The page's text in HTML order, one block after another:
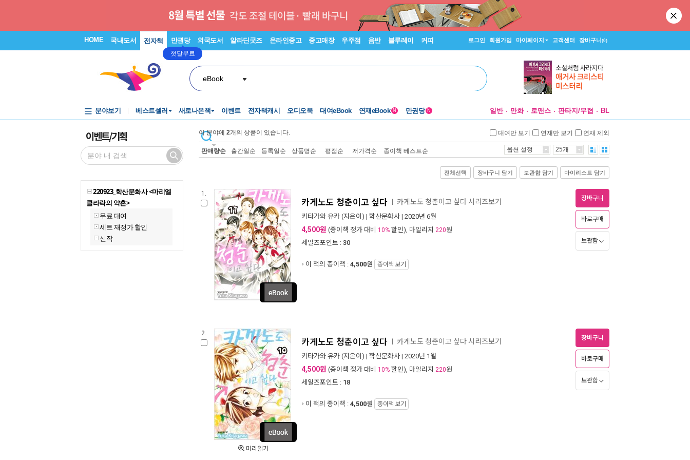
HOME 국내도서 전자책 만권당
첫달무료
외국도서 알라딘굿즈 온라인중고 중고매장 우주점 음반 블루레이 커피 로그인 회원가입 마이페이지 고객센터 장바구니(0)
eBook
분야보기 베스트셀러 새로나온책 이벤트 전자책캐시 오디오북 대여eBook 연재eBook N 만권당 N 일반 만화 로맨스 판타지/무협 BL
이벤트/기획
220923_학산문화사 <마리엘
클라락의 약혼>
무료 대여
세트 재정가 할인
신작
이 분야에 2개의 상품이 있습니다. 대여만 보기 연재만 보기 연재 제외
판매량순 출간일순 등록일순 상품명순 평점순 저가격순 종이책 베스트순 옵션 설정 25개
전체선택 장바구니 담기 보관함 담기 마이리스트 담기
1.
카게노도 청춘이고 싶다 카게노도 청춘이고 싶다 시리즈보기
키타가와 유카 (지은이) | 학산문화사 | 2020년 6월
4,500원 (종이책 정가 대비 10% 할인), 마일리지 220원
세일즈포인트 : 30
이 책의 종이책 : 4,500원 종이책 보기
장바구니
바로구매
보관함
2.
미리읽기
카게노도 청춘이고 싶다 카게노도 청춘이고 싶다 시리즈보기
키타가와 유카 (지은이) | 학산문화사 | 2020년 1월
4,500원 (종이책 정가 대비 10% 할인), 마일리지 220원
세일즈포인트 : 18
이 책의 종이책 : 4,500원 종이책 보기
장바구니
바로구매
보관함